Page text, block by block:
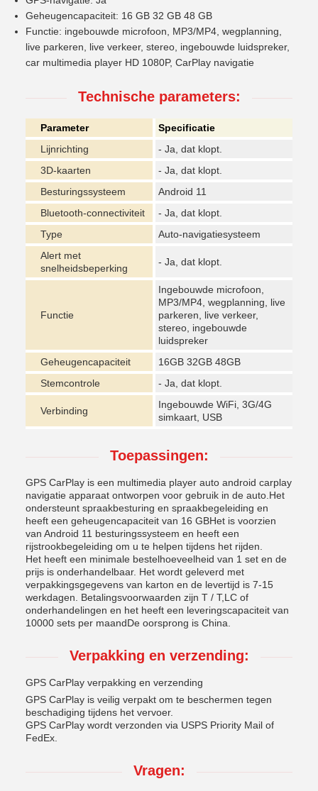
Geheugencapaciteit: 16 GB 32 GB 48 GB
Functie: ingebouwde microfoon, MP3/MP4, wegplanning,
live parkeren, live verkeer, stereo, ingebouwde luidspreker,
car multimedia player HD 1080P, CarPlay navigatie
Technische parameters:
Parameter
Specificatie
Lijnrichting
- Ja, dat klopt.
3D-kaarten
- Ja, dat klopt.
Besturingssysteem
Android 11
Bluetooth-connectiviteit
- Ja, dat klopt.
Type
Auto-navigatiesysteem
Alert met
snelheidsbeperking
- Ja, dat klopt.
Functie
Ingebouwde microfoon,
MP3/MP4, wegplanning, live
parkeren, live verkeer,
stereo, ingebouwde
luidspreker
Geheugencapaciteit
16GB 32GB 48GB
Stemcontrole
- Ja, dat klopt.
Verbinding
Ingebouwde WiFi, 3G/4G
simkaart, USB
Toepassingen:
GPS CarPlay is een multimedia player auto android carplay
navigatie apparaat ontworpen voor gebruik in de auto.Het
ondersteunt spraakbesturing en spraakbegeleiding en
heeft een geheugencapaciteit van 16 GBHet is voorzien
van Android 11 besturingssysteem en heeft een
rijstrookbegeleiding om u te helpen tijdens het rijden.
Het heeft een minimale bestelhoeveelheid van 1 set en de
prijs is onderhandelbaar. Het wordt geleverd met
verpakkingsgegevens van karton en de levertijd is 7-15
werkdagen. Betalingsvoorwaarden zijn T / T,LC of
onderhandelingen en het heeft een leveringscapaciteit van
10000 sets per maandDe oorsprong is China.
Verpakking en verzending:
GPS CarPlay verpakking en verzending
GPS CarPlay is veilig verpakt om te beschermen tegen
beschadiging tijdens het vervoer.
GPS CarPlay wordt verzonden via USPS Priority Mail of
FedEx.
Vragen: